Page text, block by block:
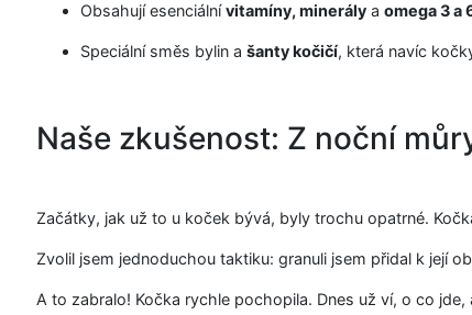
Obsahují esenciálnívitamíny, minerály a omega 3 a
Speciální směs bylin a šanty kočičí, která navíc
Naše zkušenost: Z noční
Začátky, jak už to u koček bývá, byly trochu opatrné.
Zvolil jsem jednoduchou taktiku: granuli jsem přidal k její
A to zabralo! Kočka rychle pochopila. Dnes už ví, o co jde,